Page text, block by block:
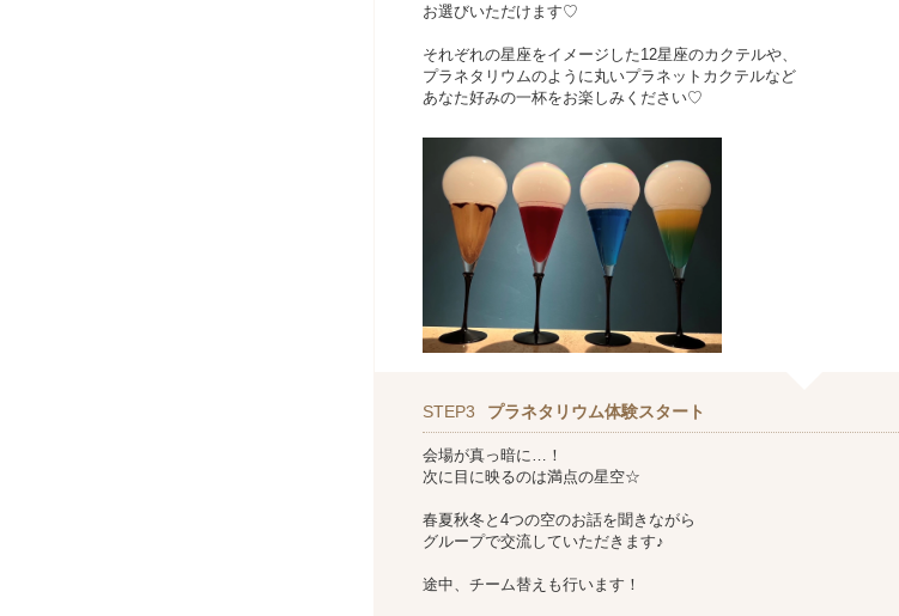
お選びいただけます♡
それぞれの星座をイメージした12星座のカクテルや、
プラネタリウムのように丸いプラネットカクテルなど
あなた好みの一杯をお楽しみください♡
STEP3 プラネタリウム体験スタート
会場が真っ暗に…！
次に目に映るのは満点の星空☆
春夏秋冬と4つの空のお話を聞きながら
グループで交流していただきます♪
途中、チーム替えも行います！